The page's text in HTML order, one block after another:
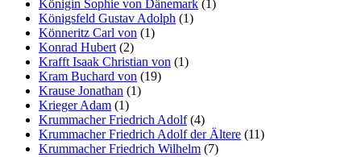
Königin Sophie von Dänemark (1)
Königsfeld Gustav Adolph (1)
Könneritz Carl von (1)
Konrad Hubert (2)
Krafft Isaak Christian von (1)
Kram Buchard von (19)
Krause Jonathan (1)
Krieger Adam (1)
Krummacher Friedrich Adolf(4)
Krummacher Friedrich Adolf der Ältere (11)
Krummacher Friedrich Wilhelm (7)